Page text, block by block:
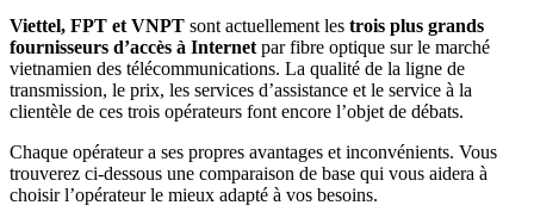
Viettel, FPT et VNPT sont actuellement les trois plus grands
fournisseurs d’accès à Internet par fibre optique sur le marché
vietnamien des télécommunications. La qualité de la ligne de
transmission, le prix, les services d’assistance et le service à la
clientèle de ces trois opérateurs font encore l’objet de débats.
Chaque opérateur a ses propres avantages et inconvénients. Vous
trouverez ci-dessous une comparaison de base qui vous aidera à
choisir l’opérateur le mieux adapté à vos besoins.